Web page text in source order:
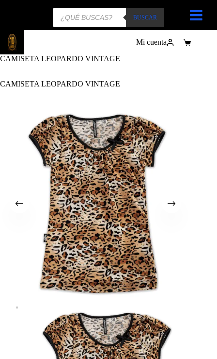
Búsqueda
BUSCAR
Mi cuenta
Carro
CAMISETA LEOPARDO VINTAGE
CAMISETA LEOPARDO VINTAGE